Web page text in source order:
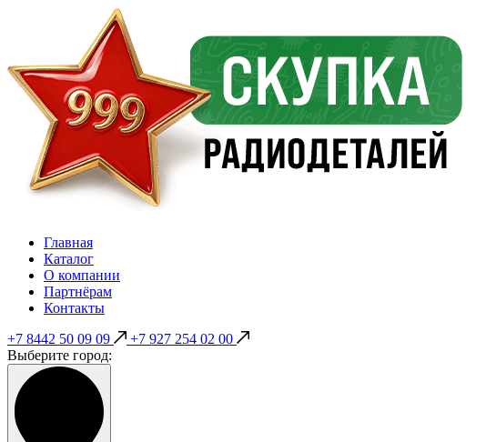
Главная
Каталог
О компании
Партнёрам
Контакты
+7 8442 50 09 09
+7 927 254 02 00
Выберите город: